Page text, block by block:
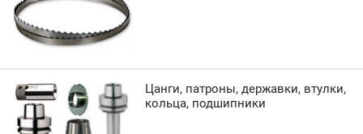
Цанги, патроны, державки, втулки,
кольца, подшипники